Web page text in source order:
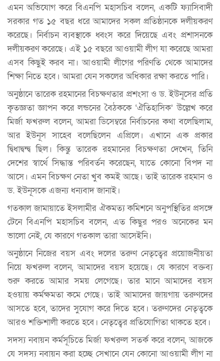
এমন অভিযোগ করে বিএনপি মহাসচিব বলেন, একটি ফ্যাসিবাদী
সরকার গত ১৫ বছর ধরে আমাদের সকল প্রতিষ্ঠানকে দলীয়করণ
করেছে। নির্বাচন ব্যবস্থাকে ধ্বংস করে দিয়েছে এবং প্রশাসনকে
দলীয়করণ করেছে। এই ১৫ বছরে আওয়ামী লীগ যা করেছে আমরা
এসব কিছুই করব না। আওয়ামী লীগের পরিণতি থেকে আমাদের
শিক্ষা নিতে হবে। আমরা যেন সকলের অধিকার রক্ষা করতে পারি।
অনুষ্ঠানে তারেক রহমানের বিচক্ষণতার প্রশংসা ও ড. ইউনূসের প্রতি
কৃতজ্ঞতা জ্ঞাপন করে লন্ডনের বৈঠককে ‘ঐতিহাসিক’ উল্লেখ করে
মির্জা ফখরুল বলেন, আমরা ডিসেম্বরে নির্বাচনের কথা বলেছিলাম,
আর ইউনূস সাহেব বলেছিলেন এপ্রিলে। এখানে এক প্রকার
দ্বিধাদ্বন্দ্ব ছিল। কিন্তু তারেক রহমানের বিচক্ষণতা দেখেন, তিনি
দেশের স্বার্থে সিদ্ধান্ত পরিবর্তন করেছেন, যাতে কোনো বিপদ না
আসে। এমন বিচক্ষণ নেতা খুব কমই আছে। তাই তারেক রহমান ও
ড. ইউনূসকে এজন্য ধন্যবাদ জানাই।
গতকাল জামায়াতে ইসলামীর ঐকমত্য কমিশনে অনুপস্থিতির প্রসঙ্গে
টেনে বিএনপি মহাসচিব বলেন, এত কিছুর পরও অনেকের মন
ভালো নেই, যে কারণে গতকাল তারা আসেইনি।
অনুষ্ঠানে নিজের বয়স এবং দলের তরুণ নেতৃত্বের প্রয়োজনীয়তা
নিয়ে ফখরুল বলেন, আমাদের বয়স হয়েছে। যে কারণে বক্তব্য
শুরু করতে আমার সময় লেগেছে। তার মানে আমাদের বয়স
হওয়ায় কর্মক্ষমতা কমে গেছে। তাই আমাদের জায়গায় তরুণদের
আসতে হবে, তাদের সুযোগ করে দিতে হবে। তরুণদের নেতৃত্বকে
আরও শক্তিশালী করতে হবে। নেতৃত্বের প্রতিযোগিতা থাকতে হবে।
সদস্য নবায়ন কর্মসূচিতে মির্জা ফখরুল সতর্ক করে বলেন, আজকে
যে সদস্য নবায়ন করা হচ্ছে সেখানে যেন কোনো আওয়ামী লীগ না